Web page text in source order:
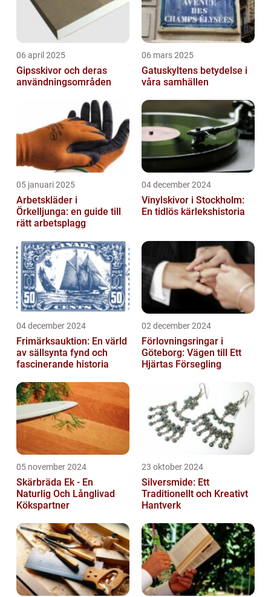
06 april 2025
Gipsskivor och deras
användningsområden
06 mars 2025
Gatuskyltens betydelse i
våra samhällen
05 januari 2025
Arbetskläder i
Örkelljunga: en guide till
rätt arbetsplagg
04 december 2024
Vinylskivor i Stockholm:
En tidlös kärlekshistoria
04 december 2024
Frimärksauktion: En värld
av sällsynta fynd och
fascinerande historia
02 december 2024
Förlovningsringar i
Göteborg: Vägen till Ett
Hjärtas Försegling
05 november 2024
Skärbräda Ek - En
Naturlig Och Långlivad
Kökspartner
23 oktober 2024
Silversmide: Ett
Traditionellt och Kreativt
Hantverk